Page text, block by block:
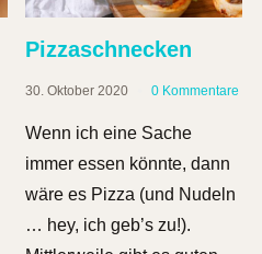
Pizzaschnecken
30. Oktober 2020 0 Kommentare
Wenn ich eine Sache
immer essen könnte, dann
wäre es Pizza (und Nudeln
… hey, ich geb’s zu!).